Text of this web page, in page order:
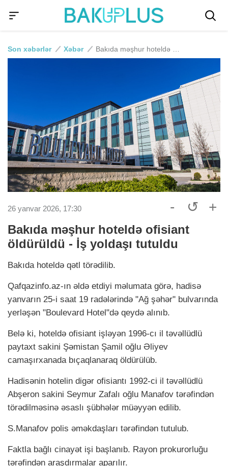
Son xəbərlər Xəbər
26 yanvar 2026, 17:30 - ↺ +
Bakıda məşhur hoteldə ofisiant
öldürüldü - İş yoldaşı tutuldu
Bakıda hoteldə qətl törədilib.
Qafqazinfo.az-ın əldə etdiyi məlumata görə, hadisə
yanvarın 25-i saat 19 radələrində "Ağ şəhər" bulvarında
yerləşən "Boulevard Hotel"də qeydə alınıb.
Belə ki, hoteldə ofisiant işləyən 1996-cı il təvəllüdlü
paytaxt sakini Şəmistan Şamil oğlu Əliyev
camaşırxanada bıçaqlanaraq öldürülüb.
Hadisənin hotelin digər ofisiantı 1992-ci il təvəllüdlü
Abşeron sakini Seymur Zafalı oğlu Manafov tərəfindən
törədilməsinə əsaslı şübhələr müəyyən edilib.
S.Manafov polis əməkdaşları tərəfindən tutulub.
Faktla bağlı cinayət işi başlanıb. Rayon prokurorluğu
tərəfindən araşdırmalar aparılır.